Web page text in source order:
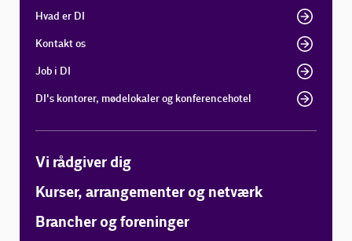
Hvad er DI
Kontakt os
Job i DI
DI's kontorer, mødelokaler og konferencehotel
Vi rådgiver dig
Kurser, arrangementer og netværk
Brancher og foreninger